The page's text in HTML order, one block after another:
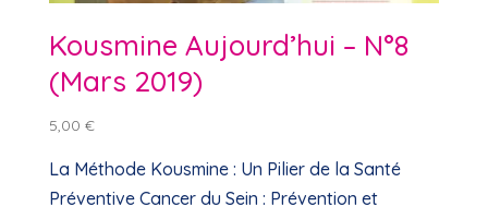
Kousmine Aujourd’hui – N°8
(Mars 2019)
5,00 €
La Méthode Kousmine : Un Pilier de la Santé
Préventive Cancer du Sein : Prévention et